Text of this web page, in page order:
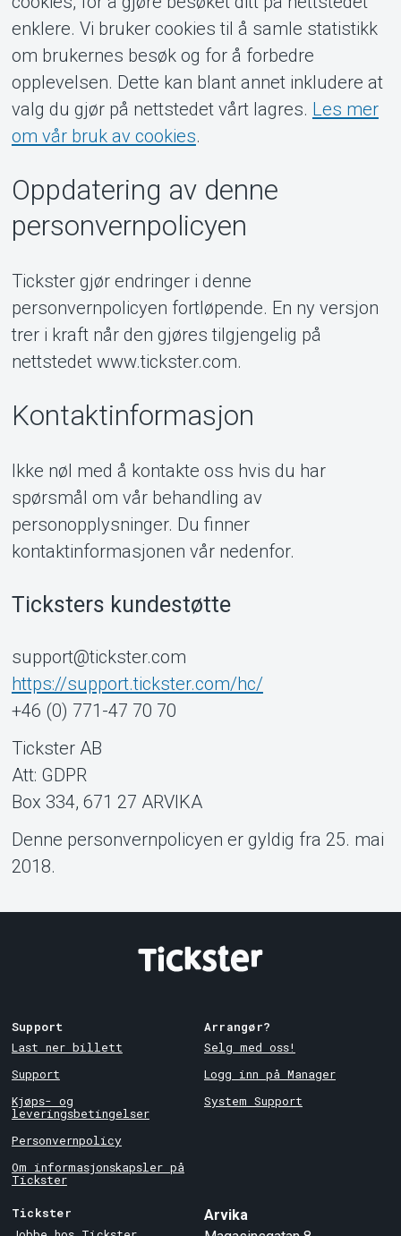
enklere. Vi bruker cookies til å samle statistikk
om brukernes besøk og for å forbedre
opplevelsen. Dette kan blant annet inkludere at
valg du gjør på nettstedet vårt lagres. Les mer
om vår bruk av cookies.
Oppdatering av denne
personvernpolicyen
Tickster gjør endringer i denne
personvernpolicyen fortløpende. En ny versjon
trer i kraft når den gjøres tilgjengelig på
nettstedet www.tickster.com.
Kontaktinformasjon
Ikke nøl med å kontakte oss hvis du har
spørsmål om vår behandling av
personopplysninger. Du finner
kontaktinformasjonen vår nedenfor.
Ticksters kundestøtte
support@tickster.com
https://support.tickster.com/hc/
+46 (0) 771-47 70 70
Tickster AB
Att: GDPR
Box 334, 671 27 ARVIKA
Denne personvernpolicyen er gyldig fra 25. mai
2018.
Support
Last ner billett
Support
Kjøps- og
leveringsbetingelser
Personvernpolicy
Om informasjonskapsler på
Tickster
Arrangør?
Selg med oss!
Logg inn på Manager
System Support
Tickster
Arvika